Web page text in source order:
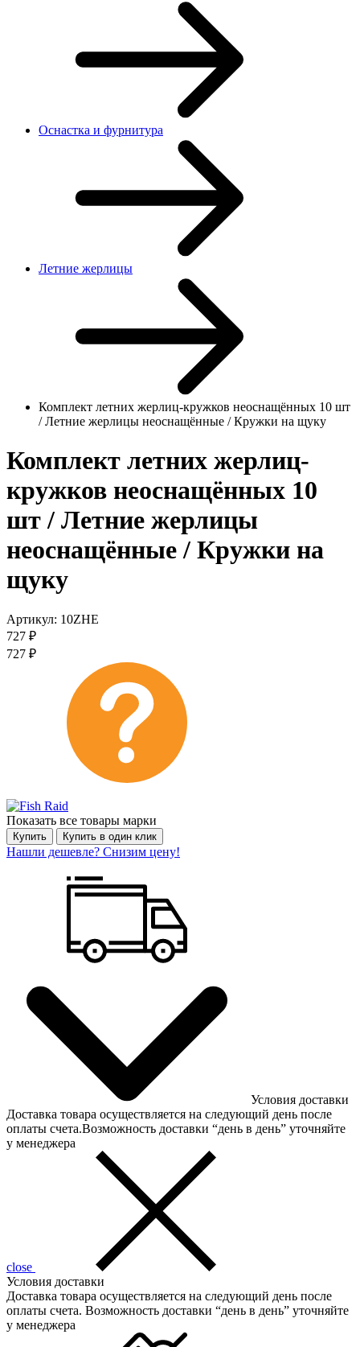
Оснастка и фурнитура
Летние жерлицы
Комплект летних жерлиц-кружков неоснащённых 10 шт
/ Летние жерлицы неоснащённые / Кружки на щуку
Комплект летних жерлиц-
кружков неоснащённых 10
шт / Летние жерлицы
неоснащённые / Кружки на
щуку
Артикул: 10ZHE
727 ₽
727 ₽
Показать все товары марки
Купить Купить в один клик
Нашли дешевле? Снизим цену!
Условия доставки
Доставка товара осуществляется на следующий день после
оплаты счета.Возможность доставки “день в день” уточняйте
у менеджера
close
Условия доставки
Доставка товара осуществляется на следующий день после
оплаты счета. Возможность доставки “день в день” уточняйте
у менеджера